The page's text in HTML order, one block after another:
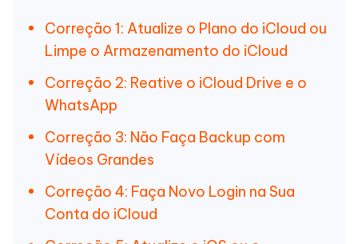
Correção 1: Atualize o Plano do iCloud ou
Limpe o Armazenamento do iCloud
Correção 2: Reative o iCloud Drive e o
WhatsApp
Correção 3: Não Faça Backup com
Vídeos Grandes
Correção 4: Faça Novo Login na Sua
Conta do iCloud